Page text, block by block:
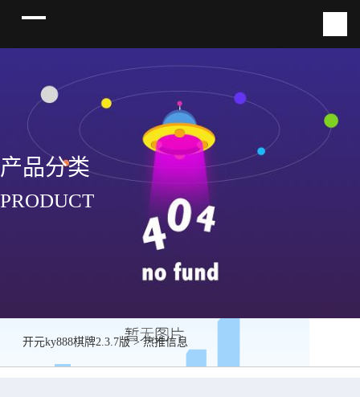
产品分类
PRODUCT
开元ky888棋牌2.3.7版>热推信息